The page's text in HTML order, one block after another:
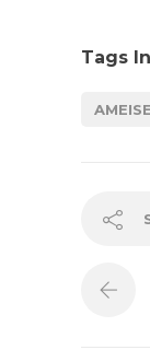
Tags In